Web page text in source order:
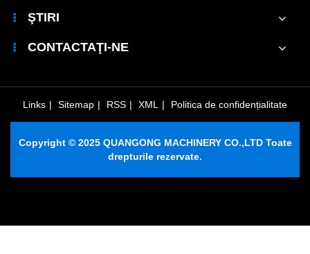
producția
blocuri
înaltă
rezistență?
înaltă
ŞTIRI
CONTACTAŢI-NE
Links | Sitemap | RSS | XML | Politica de confidențialitate
Copyright © 2025 QUANGONG MACHINERY CO.,LTD Toate
drepturile rezervate.